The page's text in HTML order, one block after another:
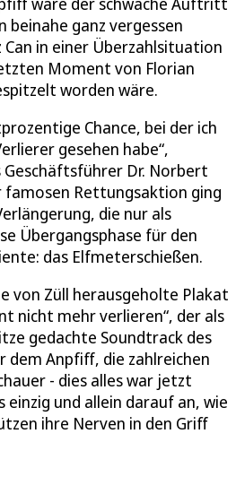
ganz vergessen
Can in einer Überzahlsituation
Moment von Florian
worden wäre.
Chance, bei der ich
gesehen habe“,
Dr. Norbert
famosen Rettungsaktion ging
die nur als
Übergangsphase für den
das Elfmeterschießen.
von Züll herausgeholte Plakat
nicht mehr verlieren“, der als
gedachte Soundtrack des
dem Anpfiff, die zahlreichen
- dies alles war jetzt
einzig und allein darauf an, wie
ihre Nerven in den Griff